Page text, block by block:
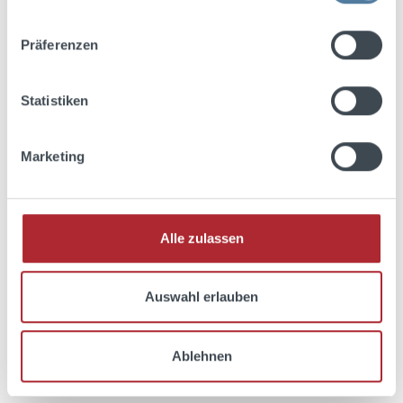
Präferenzen
Statistiken
Marketing
Alle zulassen
Auswahl erlauben
Ablehnen
0,02l 35% Vol.
Preise exkl. MwSt. zzgl. Versandkosten